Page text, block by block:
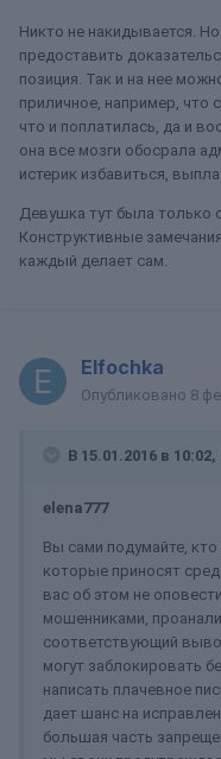
Никто не накидывается.
предоставить
позиция. Так и на нее
приличное, например, что
что и поплатилась, да и
она все мозги обосрала
истерик избавиться,
Девушка тут была только
Конструктивные
каждый делает сам.
Elfochka
Опубликовано 8
В 15.01.2016 в
elena777
Вы сами подумайте,
которые приносят
вас об этом не
мошенниками,
соответствующий
могут заблокировать
написать плачевное
дает шанс на
большая часть